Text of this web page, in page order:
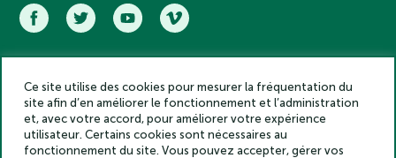
Académie des inscriptions et belles lettres – Tous droits réservés
2025
Politique de confidentialité
Mentions légales
Ce site utilise des cookies pour mesurer la fréquentation du
site afin d’en améliorer le fonctionnement et l’administration
et, avec votre accord, pour améliorer votre expérience
utilisateur. Certains cookies sont nécessaires au
fonctionnement du site. Vous pouvez accepter, gérer vos